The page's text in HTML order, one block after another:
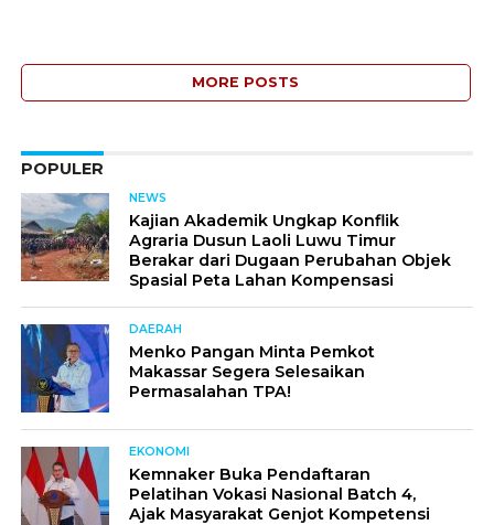
MORE POSTS
POPULER
NEWS
Kajian Akademik Ungkap Konflik
Agraria Dusun Laoli Luwu Timur
Berakar dari Dugaan Perubahan Objek
Spasial Peta Lahan Kompensasi
DAERAH
Menko Pangan Minta Pemkot
Makassar Segera Selesaikan
Permasalahan TPA!
EKONOMI
Kemnaker Buka Pendaftaran
Pelatihan Vokasi Nasional Batch 4,
Ajak Masyarakat Genjot Kompetensi